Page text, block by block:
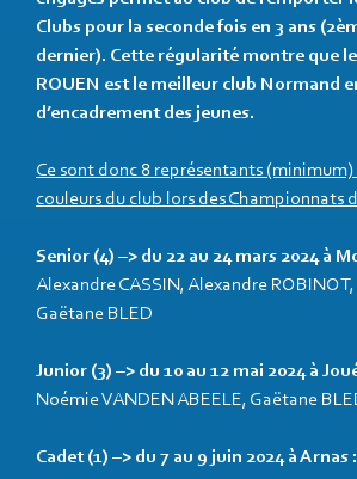
Clubs pour la seconde fois en 3 ans
dernier). Cette régularité montre que
ROUEN est le meilleur club Normand
d’encadrement des jeunes.
Ce sont donc 8 représentants
couleurs du club lors des Championnats
Senior (4) –> du 22 au 24 mars 2024 à
Alexandre CASSIN, Alexandre
Gaëtane BLED
Junior (3) –> du 10 au 12 mai 2024 à
Noémie VANDEN ABEELE, Gaëtane
Cadet (1) –> du 7 au 9 juin 2024 à Arnas :